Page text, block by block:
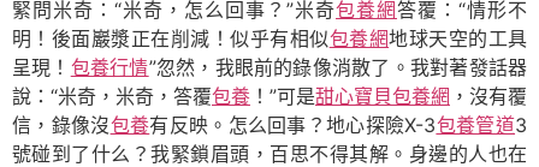
緊問米奇：“米奇，怎么回事？”米奇包養網答覆：“情形不
明！後面巖漿正在削減！似乎有相似包養網地球天空的工具
呈現！ 包養行情”忽然，我眼前的錄像消散了。我對著發話器
說：“米奇，米奇，答覆包養 ！”可是甜心寶貝包養網 ，沒有覆
信，錄像沒包養有反映。怎么回事？地心探險X-3包養管道3
號碰到了什么？我緊鎖眉頭，百思不得其解。身邊的人也在